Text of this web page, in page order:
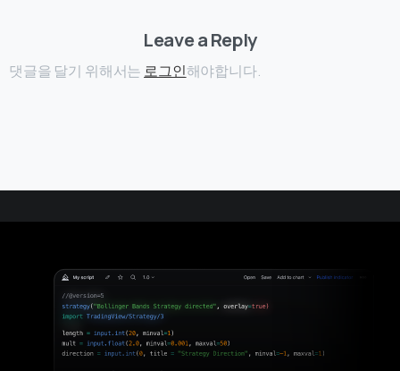
Leave a Reply
댓글을 달기 위해서는 로그인해야합니다.